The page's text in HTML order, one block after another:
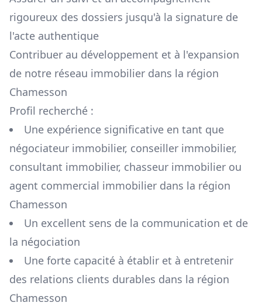
rigoureux des dossiers jusqu'à la signature de
l'acte authentique
Contribuer au développement et à l'expansion
de notre réseau immobilier dans la région
Chamesson
Profil recherché :
Une expérience significative en tant que
négociateur immobilier, conseiller immobilier,
consultant immobilier, chasseur immobilier ou
agent commercial immobilier dans la région
Chamesson
Un excellent sens de la communication et de
la négociation
Une forte capacité à établir et à entretenir
des relations clients durables dans la région
Chamesson